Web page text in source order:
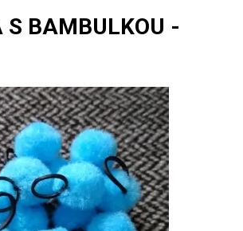
S BAMBULKOU -